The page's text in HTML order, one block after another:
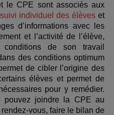
le CPE sont associés aux
suivi individuel des élèveset
d’informations avec les
et l’activité de l’élève,
de son travail
des conditions optimum
de cibler l’origine des
élèves et permet de
pour y remédier.
pouvez joindre la CPE au
vous, faire le bilan de